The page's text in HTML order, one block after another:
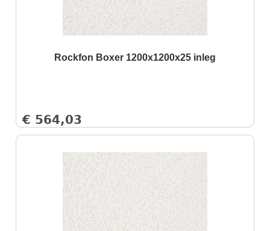
Rockfon Boxer 1200x1200x25 inleg
€ 564,03